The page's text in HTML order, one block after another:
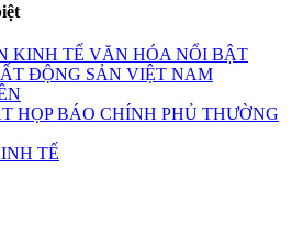
KINH TẾ VĂN HÓA NỔI BẬT
ĐỘNG SẢN VIỆT NAM
HỌP BÁO CHÍNH PHỦ THƯỜNG
TẾ